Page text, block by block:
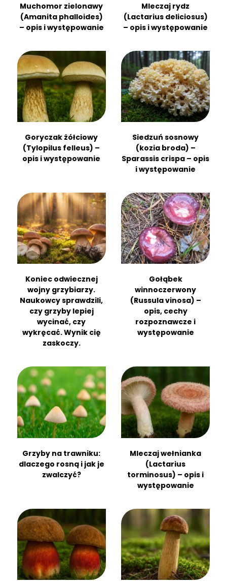
Muchomor zielonawy
(Amanita phalloides)
– opis i występowanie
Mleczaj rydz
(Lactarius deliciosus)
– opis i występowanie
Goryczak żółciowy
(Tylopilus felleus) –
opis i występowanie
Siedzuń sosnowy
(kozia broda) –
Sparassis crispa – opis
i występowanie
Koniec odwiecznej
wojny grzybiarzy.
Naukowcy sprawdzili,
czy grzyby lepiej
wycinać, czy
wykręcać. Wynik cię
zaskoczy.
Gołąbek
winnoczerwony
(Russula vinosa) –
opis, cechy
rozpoznawcze i
występowanie
Grzyby na trawniku:
dlaczego rosną i jak je
zwalczyć?
Mleczaj wełnianka
(Lactarius
torminosus) – opis i
występowanie